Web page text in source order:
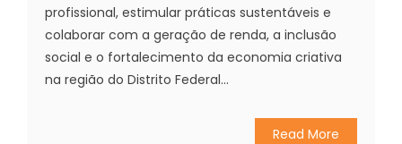
profissional, estimular práticas sustentáveis e
colaborar com a geração de renda, a inclusão
social e o fortalecimento da economia criativa
na região do Distrito Federal...
Read More